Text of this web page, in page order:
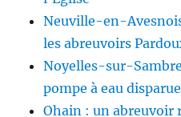
Neuville-en-
les abreuvoirs
Noyelles-sur-
pompe à eau
Ohain : un abreuvoir